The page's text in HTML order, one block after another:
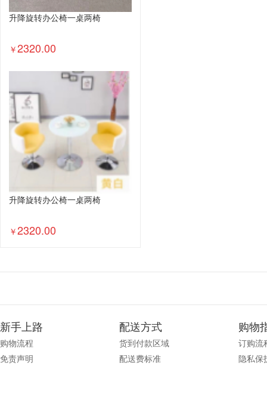
升降旋转办公椅一桌两椅
￥2320.00
升降旋转办公椅一桌两椅
￥2320.00
新手上路
购物流程
免责声明
配送方式
货到付款区域
配送费标准
购物
订购流
隐私保